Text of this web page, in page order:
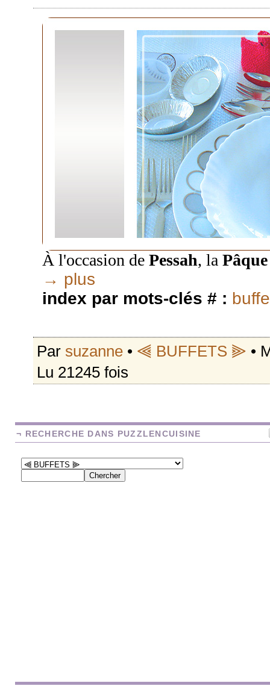
À l'occasion de Pessah, la
→ plus
index par mots-clés # :
Par suzanne • ⫷ BUFFETS ⫸ •
Lu 21245 fois
¬ RECHERCHE DANS PUZZLENCUISINE